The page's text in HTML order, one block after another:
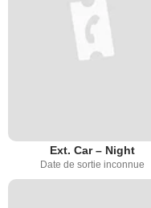
Ext. Car – Night
Date de sortie inconnue